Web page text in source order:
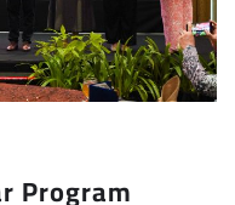
Program